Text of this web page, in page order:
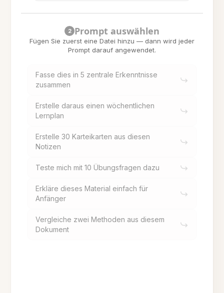
2 Prompt auswählen
Fügen Sie zuerst eine Datei hinzu — dann wird jeder
Prompt darauf angewendet.
Fasse dies in 5 zentrale Erkenntnisse
zusammen
Erstelle daraus einen wöchentlichen
Lernplan
Erstelle 30 Karteikarten aus diesen
Notizen
Teste mich mit 10 Übungsfragen dazu
Erkläre dieses Material einfach für
Anfänger
Vergleiche zwei Methoden aus diesem
Dokument